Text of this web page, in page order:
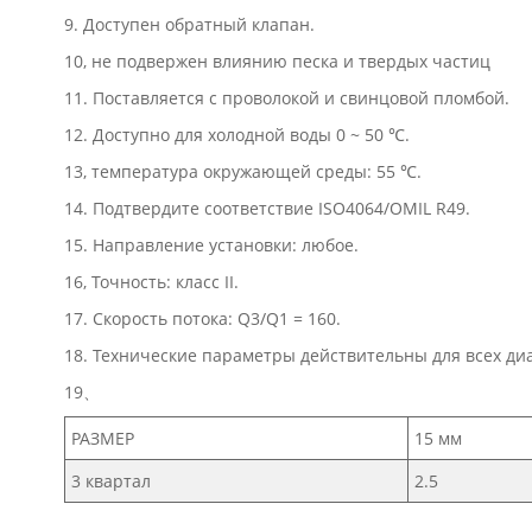
9. Доступен обратный клапан.
10, не подвержен влиянию песка и твердых частиц
11. Поставляется с проволокой и свинцовой пломбой.
12. Доступно для холодной воды 0 ~ 50 ℃.
13, температура окружающей среды: 55 ℃.
14. Подтвердите соответствие ISO4064/OMIL R49.
15. Направление установки: любое.
16, Точность: класс II.
17. Скорость потока: Q3/Q1 = 160.
18. Технические параметры действительны для всех
19、
РАЗМЕР
15 мм
3 квартал
2.5